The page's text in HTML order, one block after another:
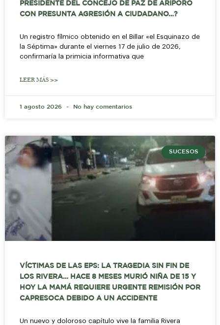
PRESIDENTE DEL CONCEJO DE PAZ DE ARIPORO
CON PRESUNTA AGRESIÓN A CIUDADANO…?
Un registro fílmico obtenido en el Billar «el Esquinazo de
la Séptima» durante el viernes 17 de julio de 2026,
confirmaría la primicia informativa que
LEER MÁS >>
1 agosto 2026 No hay comentarios
SUCESOS
VÍCTIMAS DE LAS EPS: LA TRAGEDIA SIN FIN DE
LOS RIVERA… HACE 8 MESES MURIÓ NIÑA DE 15 Y
HOY LA MAMÁ REQUIERE URGENTE REMISIÓN POR
CAPRESOCA DEBIDO A UN ACCIDENTE
Un nuevo y doloroso capítulo vive la familia Rivera